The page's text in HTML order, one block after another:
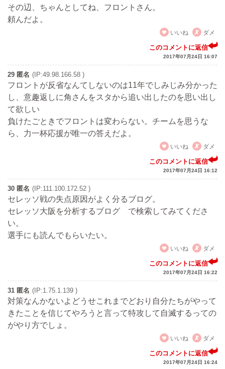
その辺、ちゃんとしてね、フロントさん。
頼んだよ。
いいね
ダメ
このコメントに返信
2017年07月24日 16:07
29 匿名 (IP:49.98.166.58 )
フロントが反省なんてしないのは11年でしみじみ分かった
し、意趣返しに角さんをスタから追い出したのを思い出し
て欲しい
負けたごときでフロントは変わらない。チームを思うな
ら、力一杯応援が唯一の答えだよ。
いいね
ダメ
このコメントに返信
2017年07月24日 16:12
30 匿名 (IP:111.100.172.52 )
セレッソ戦の失点原因がよく分るブログ。
セレッソ大阪を分析するブログ で検索してみてくださ
い。
選手にも読んでもらいたい。
いいね
ダメ
このコメントに返信
2017年07月24日 16:22
31 匿名 (IP:1.75.1.139 )
対策なんかないよどうせこれまでどおり自分たちがやって
きたことを信じてやろうと言って特攻して自滅するっての
がやり方でしょ。
いいね
ダメ
このコメントに返信
2017年07月24日 16:24